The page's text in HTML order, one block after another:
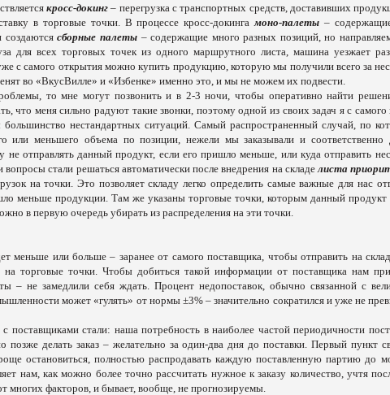
кросс-докинг – перегрузка с транспортных средств, доставивших
в торговые точки. В процессе кросс-докинга моно-палеты –
создаютсясборные палеты– содержащие много разных позиций, но
для всех торговых точек из одного маршрутного листа, машина уезжает
с самого открытия можно купить продукцию, которую мы получили всего за
во «ВкусВилле» и «Избенке» именно это, и мы не можем их подвести.
то мне могут позвонить и в 2-3 ночи, чтобы оперативно найти
что меня сильно радуют такие звонки, поэтому одной из своих задач я с самого
нестандартных ситуаций. Самый распространенный случай, по
или меньшего объема по позиции, нежели мы заказывали и соответственно
отправлять данный продукт, если его пришло меньше, или куда отправить
стали решаться автоматически после внедрения на складе листа
на точки. Это позволяет складу легко определить самые важные для нас
меньше продукции. Там же указаны торговые точки, которым данный
в первую очередь убирать из распределения на эти точки.
меньше или больше – заранее от самого поставщика, чтобы отправить на
торговые точки. Чтобы добиться такой информации от поставщика нам
– не замедлили себя ждать. Процент недопоставок, обычно связанной с
может «гулять» от нормы ±3% – значительно сократился и уже не
стали: наша потребность в наиболее частой периодичности
делать заказ – желательно за один-два дня до поставки. Первый пункт
остановиться полностью распродавать каждую поставленную партию до
нам, как можно более точно рассчитать нужное к заказу количество, учтя
многих факторов, и бывает, вообще, не прогнозируемы.